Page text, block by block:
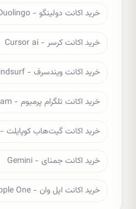
خرید اکانت دولینگو - Duolingo
خرید اکانت کرسر - Cursor ai
خرید اکانت ویندسرف - Windsurf
خرید اکانت تلگرام پرمیوم - Telegram
خرید اکانت گیت‌هاب کوپایلت - Github Copilot
خرید اکانت جمنای - Gemini
خرید اکانت اپل وان - Apple One